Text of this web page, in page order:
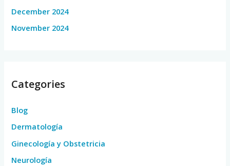
December 2024
November 2024
Categories
Blog
Dermatología
Ginecología y Obstetricia
Neurología